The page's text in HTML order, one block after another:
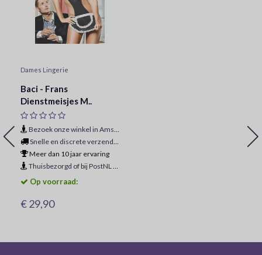
Dames Lingerie
Baci - Frans
Dienstmeisjes M..
Bezoek onze winkel in Amsterdam
Snelle en discrete verzending
Meer dan 10 jaar ervaring
Thuisbezorgd of bij PostNL ophaalpunt
Op voorraad:
€ 29,90